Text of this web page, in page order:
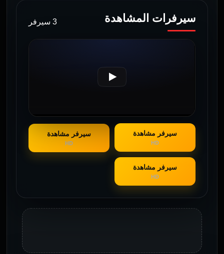
سيرفرات المشاهدة 3 سيرفر
سيرفر مشاهدة
HD
سيرفر مشاهدة
HD
سيرفر مشاهدة
HD